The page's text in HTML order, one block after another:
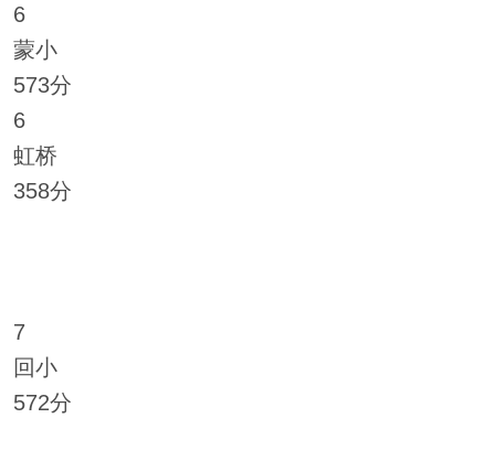
6
蒙小
573分
6
虹桥
358分
7
回小
572分